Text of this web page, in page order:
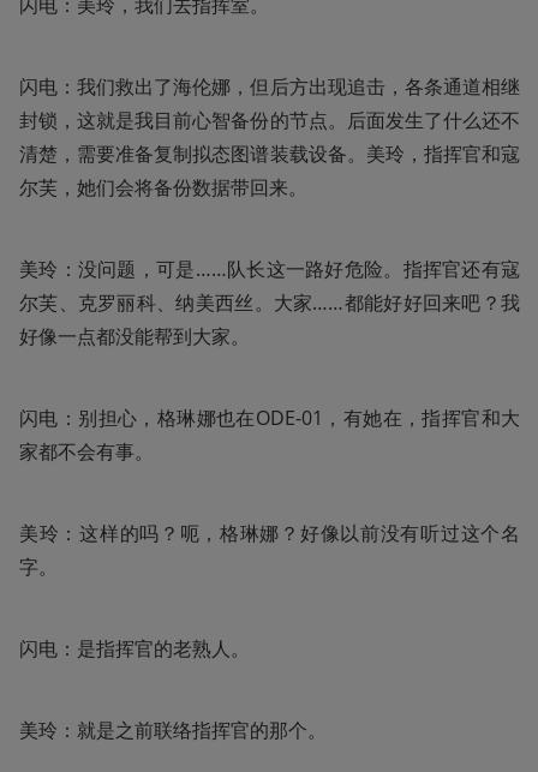
闪电：我们救出了海伦娜，但后方出现追击，各条通道相继
封锁，这就是我目前心智备份的节点。后面发生了什么还不
清楚，需要准备复制拟态图谱装载设备。美玲，指挥官和寇
尔芙，她们会将备份数据带回来。
美玲：没问题，可是……队长这一路好危险。指挥官还有寇
尔芙、克罗丽科、纳美西丝。大家……都能好好回来吧？我
好像一点都没能帮到大家。
闪电：别担心，格琳娜也在ODE-01，有她在，指挥官和大
家都不会有事。
美玲：这样的吗？呃，格琳娜？好像以前没有听过这个名
字。
闪电：是指挥官的老熟人。
美玲：就是之前联络指挥官的那个。